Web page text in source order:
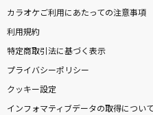
カラオケご利用にあたっての注意事項
利用規約
特定商取引法に基づく表示
プライバシーポリシー
クッキー設定
インフォマティブデータの取得について